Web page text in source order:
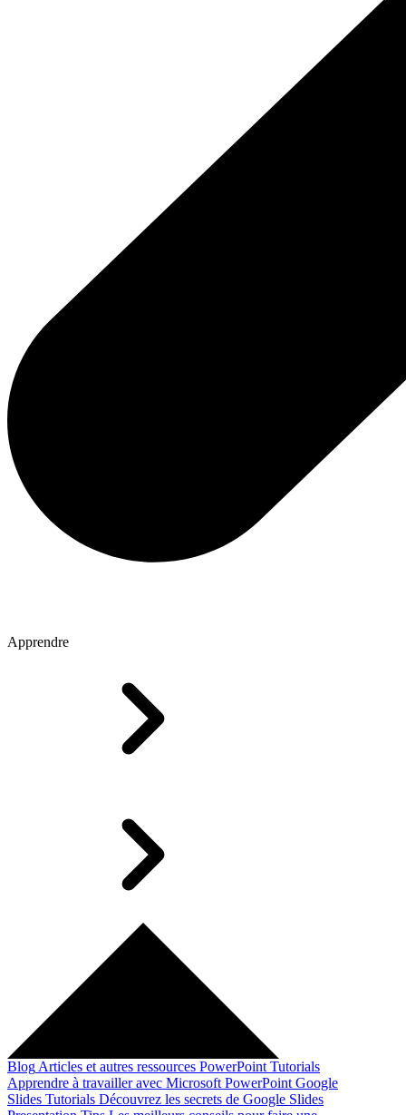
Apprendre
Blog Articles et autres ressources PowerPoint Tutorials
Apprendre à travailler avec Microsoft PowerPoint Google
Slides Tutorials Découvrez les secrets de Google Slides